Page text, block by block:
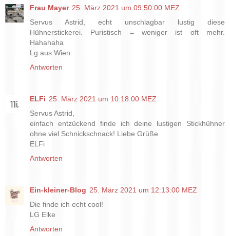
Frau Mayer 25. März 2021 um 09:50:00 MEZ
Servus Astrid, echt unschlagbar lustig diese
Hühnerstickerei. Puristisch = weniger ist oft mehr.
Hahahaha
Lg aus Wien
Antworten
ELFi 25. März 2021 um 10:18:00 MEZ
Servus Astrid,
einfach entzückend finde ich deine lustigen Stickhühner
ohne viel Schnickschnack! Liebe Grüße
ELFi
Antworten
Ein-kleiner-Blog 25. März 2021 um 12:13:00 MEZ
Die finde ich echt cool!
LG Elke
Antworten